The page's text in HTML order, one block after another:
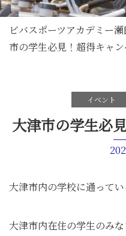
ビバスポーツアカデミー瀬
市の学生必見！超得キャ
イベント
大津市の学生必
大津市内の学校に通って
大津市内在住の学生のみ